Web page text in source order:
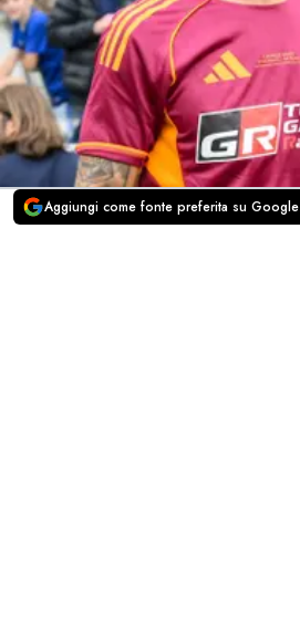
Aggiungi come fonte preferita su Google